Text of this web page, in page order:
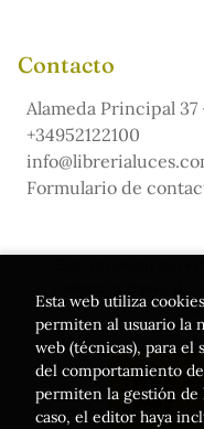
Contacto
Alameda Principal
+34952122100
Formulario de
Esta web utiliza
permiten al usuario la
web (técnicas), para el
del comportamiento
permiten la gestión de
caso, el editor haya